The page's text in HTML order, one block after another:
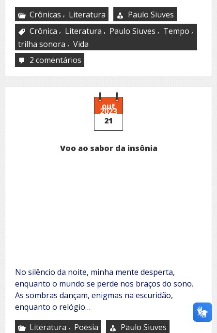
Crônicas , Literatura
Paulo Siuves
Crônica , Literatura , Paulo Siuves , Tempo ,
trilha sonora , Vida
2 comentários
reflexão
sobre
tempo
trilha
da
out
2023
21
Voo ao sabor da insônia
No silêncio da noite, minha mente desperta,
enquanto o mundo se perde nos braços do sono.
As sombras dançam, enigmas na escuridão,
enquanto o relógio…
Literatura , Poesia
Paulo Siuves